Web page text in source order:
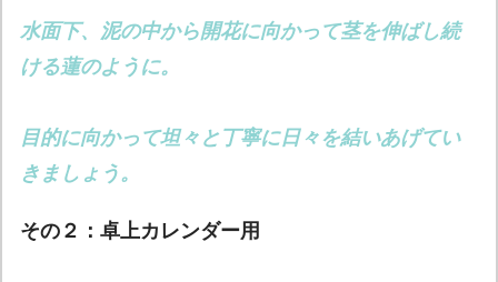
水面下、泥の中から開花に向かって茎を伸ばし続
ける蓮のように。
目的に向かって坦々と丁寧に日々を結いあげてい
きましょう。
その２：卓上カレンダー用